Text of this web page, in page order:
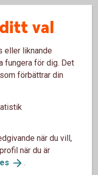
du köper
Robur före
dagens kurs.
bryttider än
vilken avslutsdag
och se hur ett
val
eller liknande
fungera för dig. Det
förbättrar din
när du vill,
när du är
.